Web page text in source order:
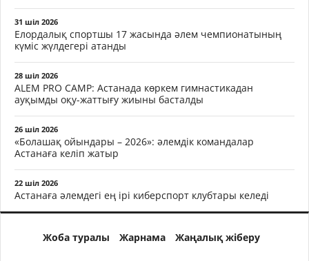
31 шіл 2026
Елордалық спортшы 17 жасында әлем чемпионатының
күміс жүлдегері атанды
28 шіл 2026
ALEM PRO CAMP: Астанада көркем гимнастикадан
ауқымды оқу-жаттығу жиыны басталды
26 шіл 2026
«Болашақ ойындары – 2026»: әлемдік командалар
Астанаға келіп жатыр
22 шіл 2026
Астанаға әлемдегі ең ірі киберспорт клубтары келеді
Жоба туралы Жарнама Жаңалық жіберу